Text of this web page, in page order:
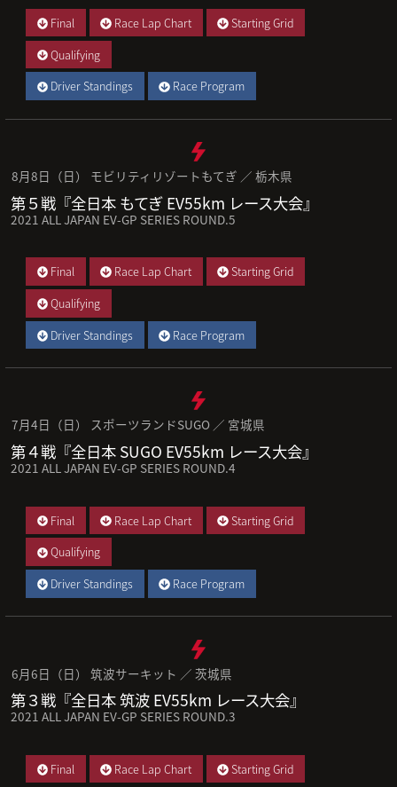
Final Race Lap Chart
Starting Grid
Qualifying
Driver Standings
Race Program
8月8日（日） モビリティリゾートもてぎ ／ 栃木県
第５戦『全日本 もてぎ EV55km レース大会』
2021 ALL JAPAN EV-GP SERIES ROUND.5
Final Race Lap Chart
Starting Grid
Qualifying
Driver Standings
Race Program
7月4日（日） スポーツランドSUGO ／ 宮城県
第４戦『全日本 SUGO EV55km レース大会』
2021 ALL JAPAN EV-GP SERIES ROUND.4
Final Race Lap Chart
Starting Grid
Qualifying
Driver Standings
Race Program
6月6日（日） 筑波サーキット ／ 茨城県
第３戦『全日本 筑波 EV55km レース大会』
2021 ALL JAPAN EV-GP SERIES ROUND.3
Final Race Lap Chart
Starting Grid